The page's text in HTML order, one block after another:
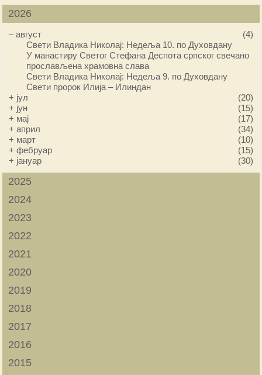
2026
–август
(4)
Свети Владика Николај: Недеља 10. по Духовдану
У манастиру Светог Стефана Деспота српског свечано
прослављена храмовна слава
Свети Владика Николај: Недеља 9. по Духовдану
Свети пророк Илија – Илиндан
+ јул
(20)
+ јун
(15)
+ мај
(17)
+април
(34)
+ март
(10)
+фебруар
(15)
+ јануар (30)
2025
2024
2023
2022
2021
2020
2019
2018
2017
2016
2015